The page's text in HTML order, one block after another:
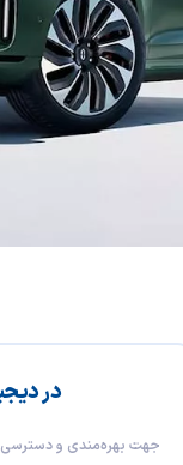
در
جهت بهره‌مندی و دسترسی